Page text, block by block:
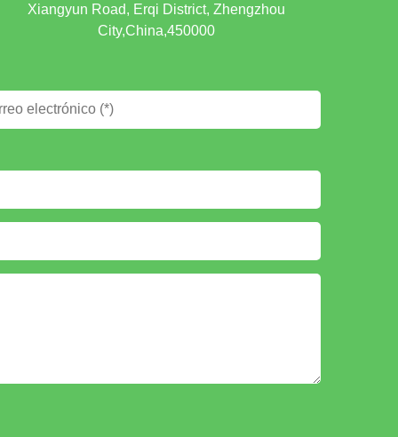
Xiangyun Road, Erqi District, Zhengzhou
City,China,450000